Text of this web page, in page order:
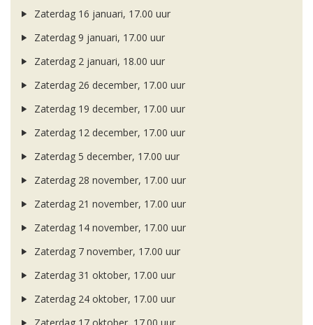
Zaterdag 16 januari, 17.00 uur
Zaterdag 9 januari, 17.00 uur
Zaterdag 2 januari, 18.00 uur
Zaterdag 26 december, 17.00 uur
Zaterdag 19 december, 17.00 uur
Zaterdag 12 december, 17.00 uur
Zaterdag 5 december, 17.00 uur
Zaterdag 28 november, 17.00 uur
Zaterdag 21 november, 17.00 uur
Zaterdag 14 november, 17.00 uur
Zaterdag 7 november, 17.00 uur
Zaterdag 31 oktober, 17.00 uur
Zaterdag 24 oktober, 17.00 uur